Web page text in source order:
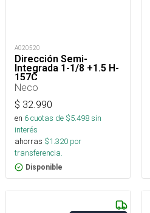
A020520
Dirección Semi-
Integrada 1-1/8 +1.5 H-
157C
Neco
$ 32.990
en 6cuotas de $5.498sin
interés
ahorras $1.320 por
transferencia.
Disponible